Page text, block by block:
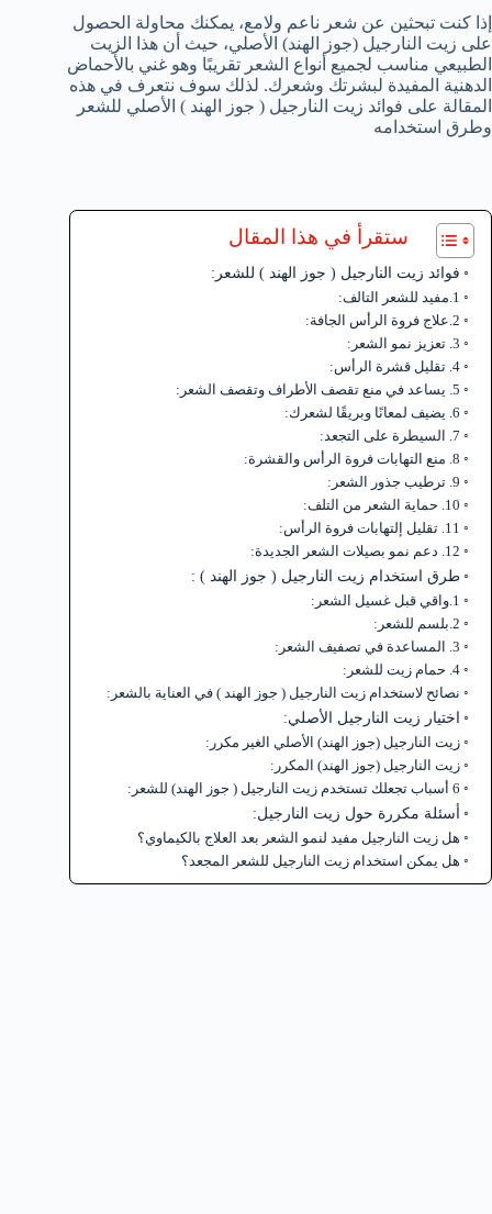
إذا كنت تبحثين عن شعر ناعم ولامع، يمكنك محاولة الحصول
على زيت النارجيل (جوز الهند) الأصلي، حيث أن هذا الزيت
الطبيعي مناسب لجميع أنواع الشعر تقريبًا وهو غني بالأحماض
الدهنية المفيدة لبشرتك وشعرك. لذلك سوف نتعرف في هذه
المقالة على فوائد زيت النارجيل ( جوز الهند ) الأصلي للشعر
وطرق استخدامه
ستقرأ في هذا المقال
فوائد زيت النارجيل ( جوز الهند ) للشعر:
1.مفيد للشعر التالف:
2.علاج فروة الرأس الجافة:
3. تعزيز نمو الشعر:
4. تقليل قشرة الرأس:
5. يساعد في منع تقصف الأطراف وتقصف الشعر:
6. يضيف لمعانًا وبريقًا لشعرك:
7. السيطرة على التجعد:
8. منع التهابات فروة الرأس والقشرة:
9. ترطيب جذور الشعر:
10. حماية الشعر من التلف:
11. تقليل إلتهابات فروة الرأس:
12. دعم نمو بصيلات الشعر الجديدة:
طرق استخدام زيت النارجيل ( جوز الهند ) :
1.واقي قبل غسيل الشعر:
2.بلسم للشعر:
3. المساعدة في تصفيف الشعر:
4. حمام زيت للشعر:
نصائح لاستخدام زيت النارجيل ( جوز الهند ) في العناية بالشعر:
اختيار زيت النارجيل الأصلي:
زيت النارجيل (جوز الهند) الأصلي الغير مكرر:
زيت النارجيل (جوز الهند) المكرر:
6 أسباب تجعلك تستخدم زيت النارجيل ( جوز الهند) للشعر:
أسئلة مكررة حول زيت النارجيل:
هل زيت النارجيل مفيد لنمو الشعر بعد العلاج بالكيماوي؟
هل يمكن استخدام زيت النارجيل للشعر المجعد؟